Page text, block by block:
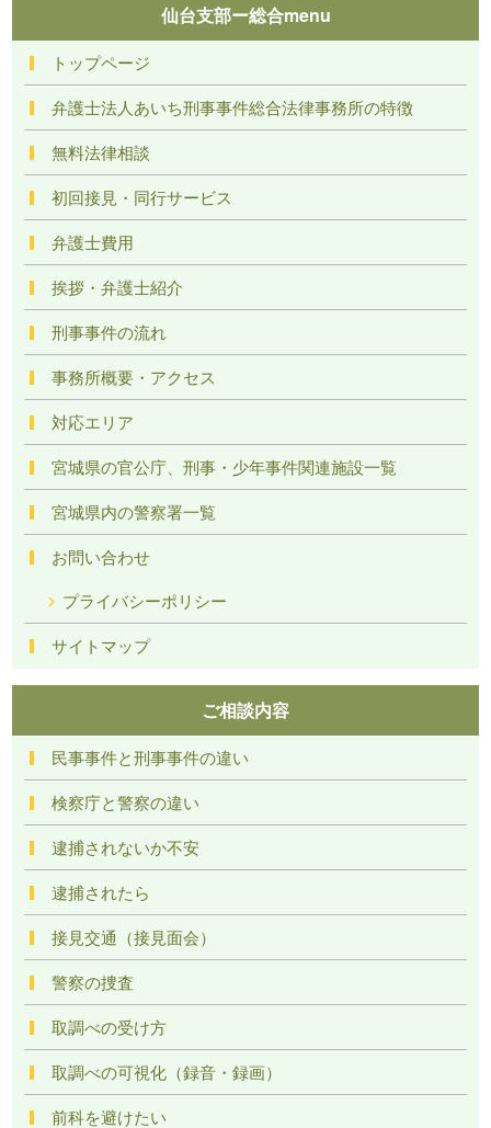
仙台支部ー総合menu
トップページ
弁護士法人あいち刑事事件総合法律事務所の特徴
無料法律相談
初回接見・同行サービス
弁護士費用
挨拶・弁護士紹介
刑事事件の流れ
事務所概要・アクセス
対応エリア
宮城県の官公庁、刑事・少年事件関連施設一覧
宮城県内の警察署一覧
お問い合わせ
プライバシーポリシー
サイトマップ
ご相談内容
民事事件と刑事事件の違い
検察庁と警察の違い
逮捕されないか不安
逮捕されたら
接見交通（接見面会）
警察の捜査
取調べの受け方
取調べの可視化（録音・録画）
前科を避けたい